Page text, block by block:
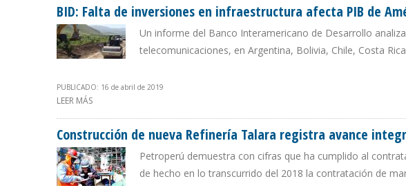
BID: Falta de inversiones en infraestructura afecta PIB de
Un informe del Banco Interamericano de Desarrollo
telecomunicaciones, en Argentina, Bolivia, Chile, Costa
PUBLICADO: 16 de abril de 2019
LEER MÁS
Construcción de nueva Refinería Talara registra avance
Petroperú demuestra con cifras que ha cumplido al
de hecho en lo transcurrido del 2018 la contratación de